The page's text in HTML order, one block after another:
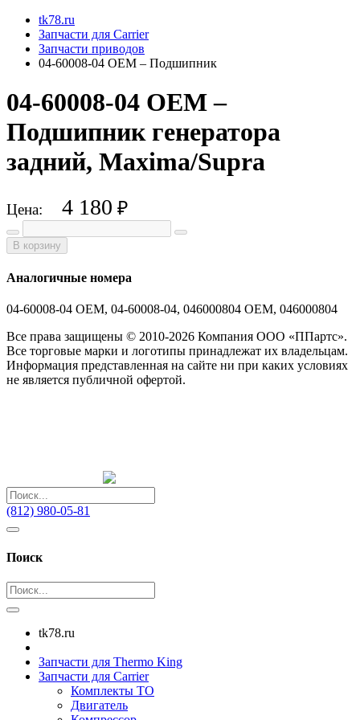
tk78.ru
Запчасти для Carrier
Запчасти приводов
04-60008-04 OEM – Подшипник
04-60008-04 OEM –
Подшипник генератора
задний, Maxima/Supra
Цена: 4 180 ₽
В корзину
Аналогичные номера
04-60008-04 OEM, 04-60008-04, 046000804 OEM, 046000804
Все права защищены © 2010-2026 Компания ООО «ППартс».
Все торговые марки и логотипы принадлежат их владельцам.
Информация представленная на сайте ни при каких условиях
не является публичной офертой.
(812) 980-05-81
Поиск
tk78.ru
Запчасти для Thermo King
Запчасти для Carrier
Комплекты ТО
Двигатель